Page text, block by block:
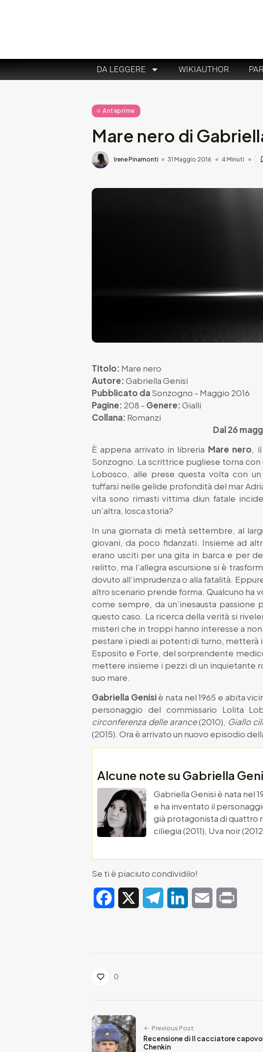
DA LEGGERE WIKIAUTHOR
Anteprime
Mare nero di
Irene Pinamonti 31 Maggio 2016 4 Minuti
Titolo: Mare nero
Autore:Gabriella Genisi
Pubblicato daSonzogno - Maggio 2016
Pagine: 208 - Genere:Gialli
Collana: Romanzi
Dal 26
È appena arrivato in libreria Mare nero,
Sonzogno. La scrittrice pugliese torna
Lobosco, alle prese questa volta con
tuffarsi nelle gelide profondità del mar
vita sono rimasti vittima diun fatale
un’altra, losca storia?
In una giornata di metà settembre, al
giovani, da poco fidanzati. Insieme ad
erano usciti per una gita in barca e per
relitto, ma l’allegra escursione si è
dovuto all’imprudenza o alla fatalità.
altro scenario prende forma. Qualcuno ha
come sempre, da un’inesausta
questo caso. La ricerca della verità si
misteri che in troppi hanno interesse a
pestare i piedi ai potenti di turno, metterà
Esposito e Forte, del sorprendente
mettere insieme i pezzi di un inquietante
suo mare.
Gabriella Genisiè nata nel 1965 e abita
personaggio del commissario Lolita
circonferenza delle arance(2010), Giallo
(2015). Ora è arrivato un nuovo episodio
Alcune note su Gabriella
Gabriella Genisi è nata nel
e ha inventato il
già protagonista di quattro
ciliegia (2011), Uva noir
Se ti è piaciuto condividilo!
Facebook TelegramLinkedIn Email
0
Previous Post
Recensione di Il cacciatore
Chenkin